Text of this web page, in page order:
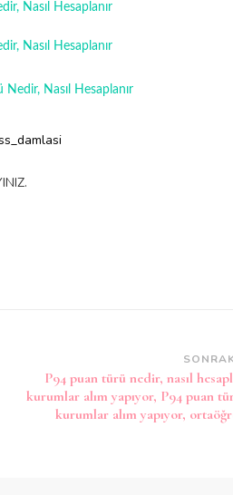
Nasıl Hesaplanır
Nasıl Hesaplanır
Nedir, Nasıl Hesaplanır
P94 puan türü nedir, nasıl
kurumlar alım yapıyor, P94 puan
kurumlar alım yapıyor,